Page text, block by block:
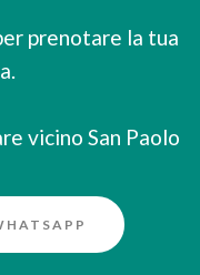
prenotare la tua
vicino San Paolo